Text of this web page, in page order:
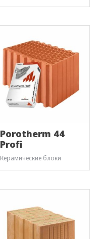
Porotherm 44
Profi
Керамические блоки